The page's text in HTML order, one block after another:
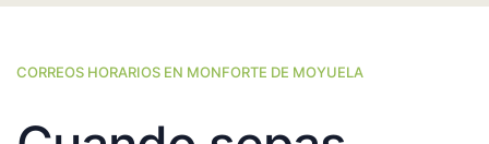
CORREOS HORARIOS EN MONFORTE DE MOYUELA